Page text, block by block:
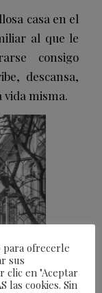
casa en el
al que le
consigo
descansa,
vida misma.
para ofrecerle
sus
clic en "Aceptar
las cookies. Sin